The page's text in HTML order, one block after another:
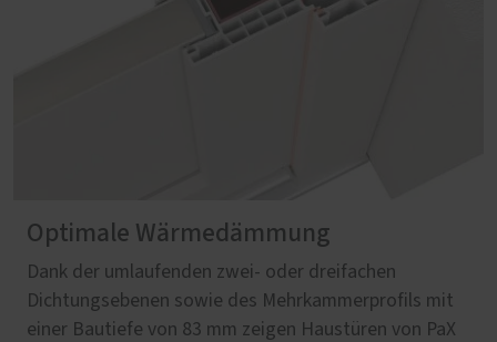
Optimale Wärmedämmung
Dank der umlaufenden zwei- oder dreifachen
Dichtungsebenen sowie des Mehrkammerprofils mit
einer Bautiefe von 83 mm zeigen Haustüren von PaX